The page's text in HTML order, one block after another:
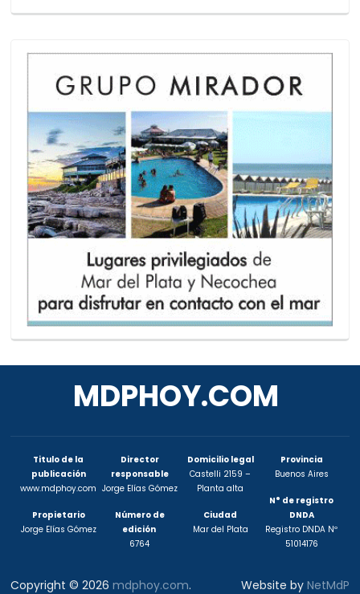
MDPHOY.COM
Titulo de la
publicación
www.mdphoy.com
Propietario
Jorge Elías Gómez
Director
responsable
Jorge Elías Gómez
Número de
edición
6764
Domicilio legal
Castelli 2159 –
Planta alta
Ciudad
Mar del Plata
Provincia
Buenos Aires
N° de registro
DNDA
Registro DNDA Nº
51014176
Copyright © 2026mdphoy.com. Website by NetMdP